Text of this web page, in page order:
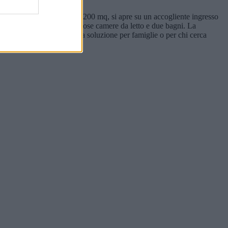
La soluzione, di circa 200 mq, si apre su un accogliente ingresso
una cucina, tre spaziose camere da letto e due bagni. La
dal centro città. Ottima soluzione per famiglie o per chi cerca